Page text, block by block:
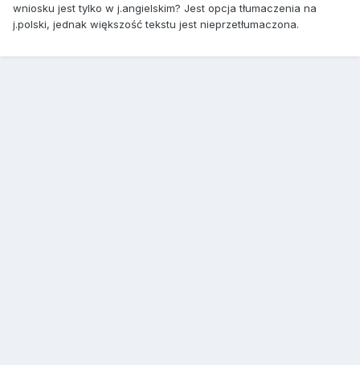
wniosku jest tylko w j.angielskim? Jest opcja tłumaczenia na
j.polski, jednak większość tekstu jest nieprzetłumaczona.